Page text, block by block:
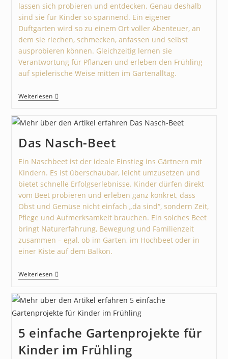
lassen sich probieren und entdecken. Genau deshalb
sind sie für Kinder so spannend. Ein eigener
Duftgarten wird so zu einem Ort voller Abenteuer, an
dem sie riechen, schmecken, anfassen und selbst
ausprobieren können. Gleichzeitig lernen sie
Verantwortung für Pflanzen und erleben den Frühling
auf spielerische Weise mitten im Gartenalltag.
Weiterlesen
Das Nasch-Beet
Ein Naschbeet ist der ideale Einstieg ins Gärtnern mit
Kindern. Es ist überschaubar, leicht umzusetzen und
bietet schnelle Erfolgserlebnisse. Kinder dürfen direkt
vom Beet probieren und erleben ganz konkret, dass
Obst und Gemüse nicht einfach „da sind“, sondern Zeit,
Pflege und Aufmerksamkeit brauchen. Ein solches Beet
bringt Naturerfahrung, Bewegung und Familienzeit
zusammen – egal, ob im Garten, im Hochbeet oder in
einer Kiste auf dem Balkon.
Weiterlesen
5 einfache Gartenprojekte für
Kinder im Frühling